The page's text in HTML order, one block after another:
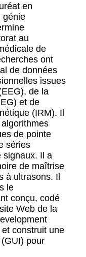
en
génie
au
de
ont
de données
issues
de la
et de
(IRM). Il
de pointe
séries
signaux. Il a
de maîtrise
à ultrasons. Il
le
conçu, codé
Web de la
construit une
pour